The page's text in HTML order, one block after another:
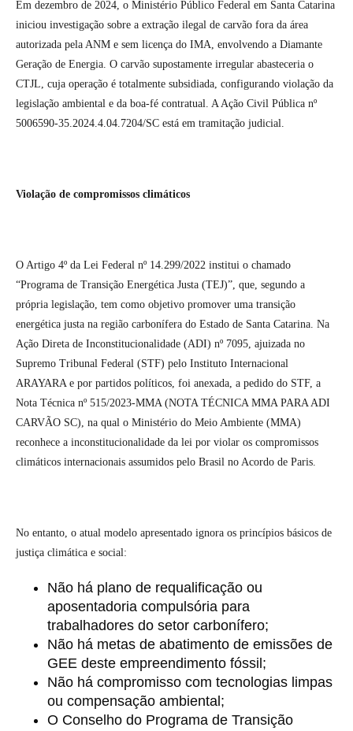
Em dezembro de 2024, o Ministério Público Federal em Santa Catarina
iniciou investigação sobre a extração ilegal de carvão fora da área
autorizada pela ANM e sem licença do IMA, envolvendo a Diamante
Geração de Energia. O carvão supostamente irregular abasteceria o
CTJL, cuja operação é totalmente subsidiada, configurando violação da
legislação ambiental e da boa-fé contratual. A Ação Civil Pública nº
5006590-35.2024.4.04.7204/SC está em tramitação judicial.
Violação de compromissos climáticos
O Artigo 4º da Lei Federal nº 14.299/2022 institui o chamado
“Programa de Transição Energética Justa (TEJ)”, que, segundo a
própria legislação, tem como objetivo promover uma transição
energética justa na região carbonífera do Estado de Santa Catarina. Na
Ação Direta de Inconstitucionalidade (ADI) nº 7095, ajuizada no
Supremo Tribunal Federal (STF) pelo Instituto Internacional
ARAYARA e por partidos políticos, foi anexada, a pedido do STF, a
Nota Técnica nº 515/2023-MMA (NOTA TÉCNICA MMA PARA ADI
CARVÃO SC), na qual o Ministério do Meio Ambiente (MMA)
reconhece a inconstitucionalidade da lei por violar os compromissos
climáticos internacionais assumidos pelo Brasil no Acordo de Paris.
No entanto, o atual modelo apresentado ignora os princípios básicos de
justiça climática e social:
Não há plano de requalificação ou
aposentadoria compulsória para
trabalhadores do setor carbonífero;
Não há metas de abatimento de emissões de
GEE deste empreendimento fóssil;
Não há compromisso com tecnologias limpas
ou compensação ambiental;
O Conselho do Programa de Transição